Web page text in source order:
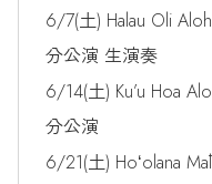
6/7(土) Halau Oli
分公演 生演奏
6/14(土) Ku’u Hoa
分公演
6/21(土) Hoʻolana